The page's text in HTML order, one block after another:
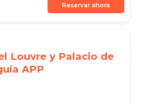
Reservar ahora
Louvre y Palacio de
APP